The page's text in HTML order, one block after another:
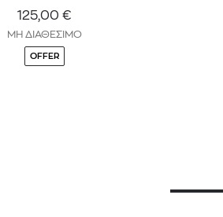
125,00 €
ΜΗ ΔΙΑΘΕΣΙΜΟ
OFFER